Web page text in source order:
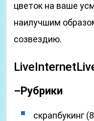
цветок на ваше
наилучшим
созвездию.
–Рубрики
скрапбукинг